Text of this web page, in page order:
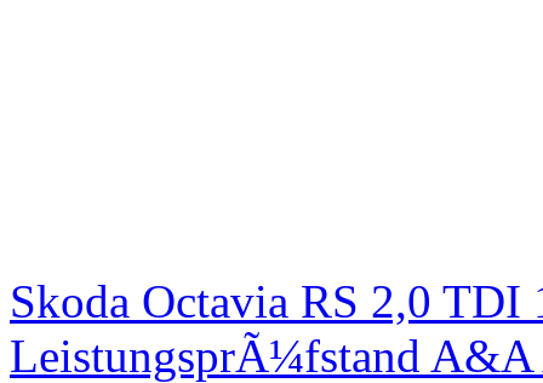
Skoda Octavia RS 2,0
LeistungsprÃ¼fstand